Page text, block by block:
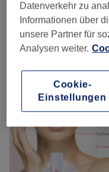
Unsere Arbeit
Bild anklicken für
Datenverkehr zu
Informationen über
unsere Partner für
Analysen weiter.
Cookie-
Einstellungen